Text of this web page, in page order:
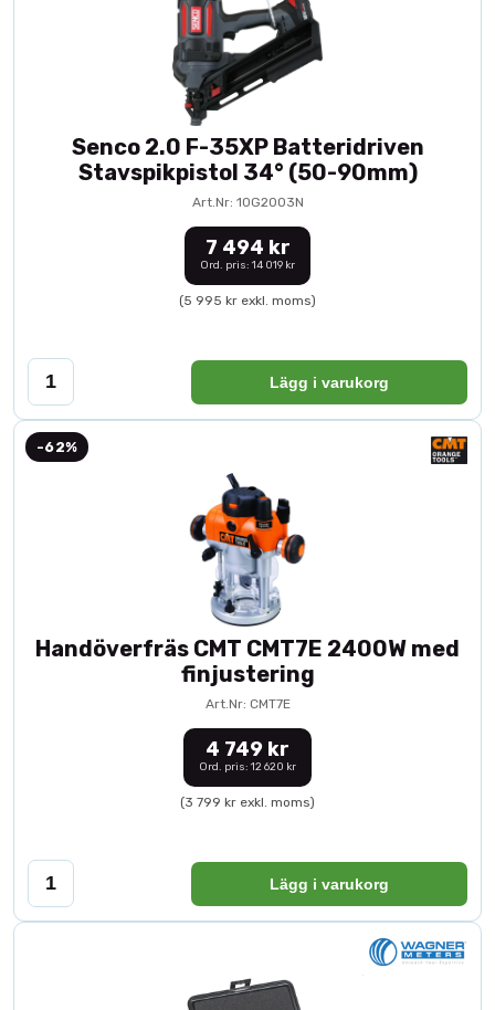
Senco 2.0 F-35XP Batteridriven
Stavspikpistol 34° (50-90mm)
Art.Nr: 10G2003N
7 494 kr
Ord. pris: 14 019 kr
(5 995 kr exkl. moms)
Lägg i varukorg
-62%
Handöverfräs CMT CMT7E 2400W med
finjustering
Art.Nr: CMT7E
4 749 kr
Ord. pris: 12 620 kr
(3 799 kr exkl. moms)
Lägg i varukorg